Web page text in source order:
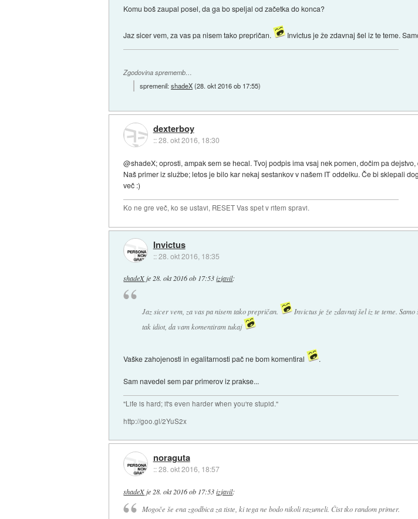
Komu boš zaupal posel, da ga bo speljal od začetka do konca?
Jaz sicer vem, za vas pa nisem tako prepričan. Invictus je že zdavnaj šel iz te teme.
Zgodovina sprememb…
spremenil:shadeX(28. okt 2016 ob 17:55)
dexterboy
::28. okt 2016, 18:30
@shadeX; oprosti, ampak sem se hecal. Tvoj podpis ima vsaj nek pomen, dočim pa
Naš primer iz službe; letos je bilo kar nekaj sestankov v našem IT oddelku. Če bi sklepali
več :)
Ko ne gre več, ko se ustavi, RESET Vas spet v ritem spravi.
Invictus
::28. okt 2016, 18:35
shadeXje28. okt 2016 ob 17:53 izjavil:
Jaz sicer vem, za vas pa nisem tako prepričan.
Invictus je že zdavnaj šel iz te teme. Samo
tak idiot, da vam komentiram tukaj
Vaške zahojenosti in egalitarnosti pač ne bom komentiral .
Sam navedel sem par primerov iz prakse...
"Life is hard; it's even harder when you're stupid."
http://goo.gl/2YuS2x
noraguta
::28. okt 2016, 18:57
shadeX je 28. okt 2016 ob 17:53 izjavil:
Mogoče še ena zgodbica za tiste, ki tega ne bodo nikoli razumeli. Čist tko random primer.